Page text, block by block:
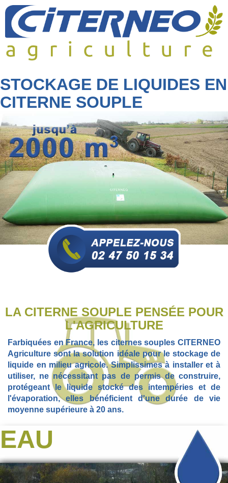
Skip
to
content
STOCKAGE DE LIQUIDES EN
CITERNE SOUPLE
LA CITERNE SOUPLE PENSÉE POUR
L'AGRICULTURE
Farbiquées en France, les citernes souples CITERNEO
Agriculture sont la solution idéale pour le stockage de
liquide en milieu agricole. Simplissimes à installer et à
utiliser, ne nécessitant pas de permis de construire,
protégeant le liquide stocké des intempéries et de
l'évaporation, elles bénéficient d'une durée de vie
moyenne supérieure à 20 ans.
EAU